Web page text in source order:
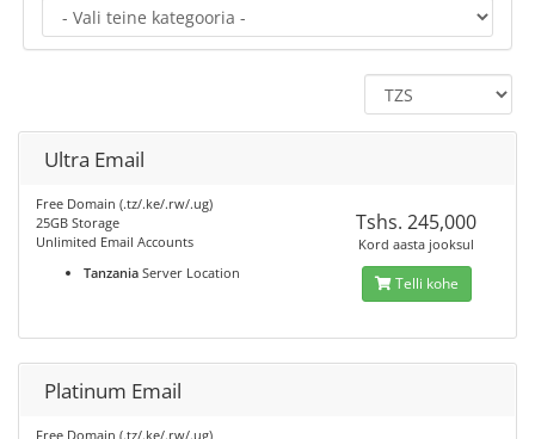
Ultra Email
Free Domain (.tz/.ke/.rw/.ug)
25GB Storage
Unlimited Email Accounts
Tanzania Server Location
Tshs. 245,000
Kord aasta jooksul
Telli kohe
Platinum Email
Free Domain (.tz/.ke/.rw/.ug)